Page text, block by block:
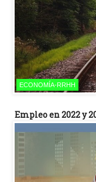
ECONOMÍA-RRHH
Empleo en 2022 y